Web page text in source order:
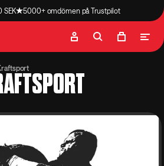
SEK 5000+ omdömen på Trustpilot